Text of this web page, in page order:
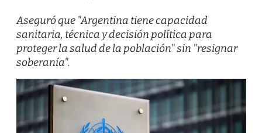
Aseguró que "Argentina tiene capacidad
sanitaria, técnica y decisión política para
proteger la salud de la población" sin "resignar
soberanía".